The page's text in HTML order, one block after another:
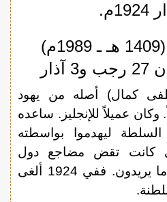
وفي هذا العام (1409 هـ ـ 1989م)
كمال) أصله من يهود
عميلاً للإنجليز. ساعده
السلطة ليهدموا بواسطته
كانت تقض مضاجع دول
الغرب. وقد حقق لهم ما يريدون. ففي 1924 ألغى